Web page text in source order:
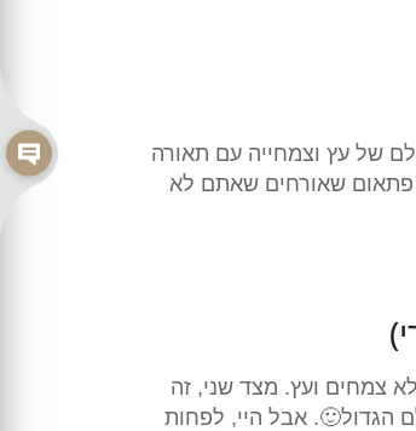
של עץ וצמחייה עם תאורה
פתאום שאורחים שאתם לא
צמחים ועץ. מצד שני, זה
כי אולי תצטרכו האולם הגדול🙂. אבל היי, לפחות